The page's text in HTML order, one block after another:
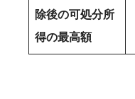
除後の可処分所
得の最高額